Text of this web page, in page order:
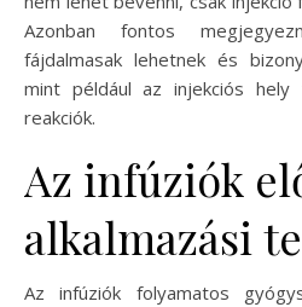
Azonban fontos
fájdalmasak lehetnek és
mint például az injekciós hely
reakciók.
Az infúziók
alkalmazási
Az infúziók folyamatos